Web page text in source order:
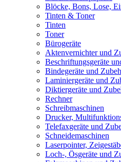
Blöcke, Bons, Lose,
Tinten & Toner
Tinten
Toner
Bürogeräte
Aktenvernichter und
Beschriftungsgeräte
Bindegeräte und
Laminiergeräte und
Diktiergeräte und
Rechner
Schreibmaschinen
Drucker,
Telefaxgeräte und
Schneidemaschinen
Laserpointer,
Loch-, Ösgeräte und